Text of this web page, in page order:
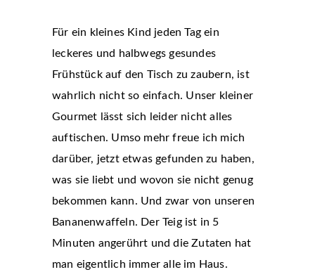
Für ein kleines Kind jeden Tag ein
leckeres und halbwegs gesundes
Frühstück auf den Tisch zu zaubern, ist
wahrlich nicht so einfach. Unser kleiner
Gourmet lässt sich leider nicht alles
auftischen. Umso mehr freue ich mich
darüber, jetzt etwas gefunden zu haben,
was sie liebt und wovon sie nicht genug
bekommen kann. Und zwar von unseren
Bananenwaffeln. Der Teig ist in 5
Minuten angerührt und die Zutaten hat
man eigentlich immer alle im Haus.